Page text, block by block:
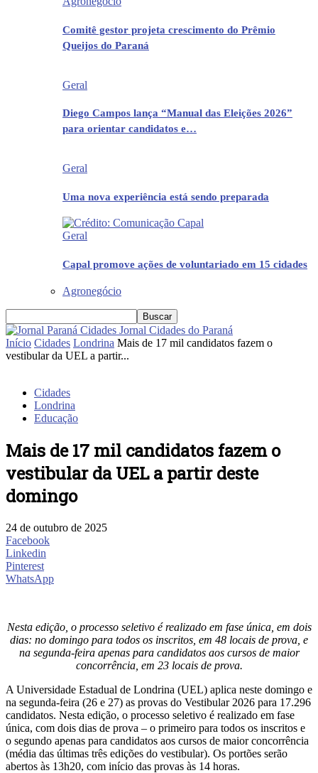
Comitê gestor projeta crescimento do Prêmio
Queijos do Paraná
Geral
Diego Campos lança “Manual das Eleições 2026”
para orientar candidatos e…
Geral
Uma nova experiência está sendo preparada
Geral
Capal promove ações de voluntariado em 15 cidades
Agronegócio
Jornal Cidades do Paraná
Início Cidades Londrina Mais de 17 mil candidatos fazem o
vestibular da UEL a partir...
Cidades
Londrina
Educação
Mais de 17 mil candidatos fazem o
vestibular da UEL a partir deste
domingo
24 de outubro de 2025
Facebook
Linkedin
Pinterest
WhatsApp
Nesta edição, o processo seletivo é realizado em fase única, em dois
dias: no domingo para todos os inscritos, em 48 locais de prova, e
na segunda-feira apenas para candidatos aos cursos de maior
concorrência, em 23 locais de prova.
A Universidade Estadual de Londrina (UEL) aplica neste domingo e
na segunda-feira (26 e 27) as provas do Vestibular 2026 para 17.296
candidatos. Nesta edição, o processo seletivo é realizado em fase
única, com dois dias de prova – o primeiro para todos os inscritos e
o segundo apenas para candidatos aos cursos de maior concorrência
(média das últimas três edições do vestibular). Os portões serão
abertos às 13h20, com início das provas às 14 horas.